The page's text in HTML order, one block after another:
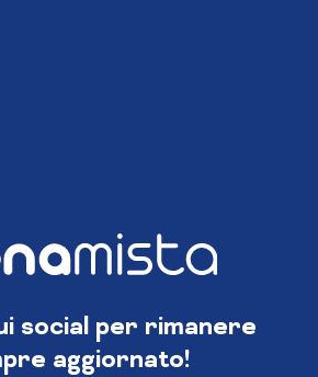
social per rimanere
aggiornato!